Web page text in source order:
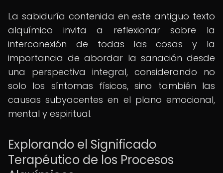
La sabiduría contenida en este antiguo texto
alquímico invita a reflexionar sobre la
interconexión de todas las cosas y la
importancia de abordar la sanación desde
una perspectiva integral, considerando no
solo los síntomas físicos, sino también las
causas subyacentes en el plano emocional,
mental y espiritual.
Explorando el Significado
Terapéutico de los Procesos